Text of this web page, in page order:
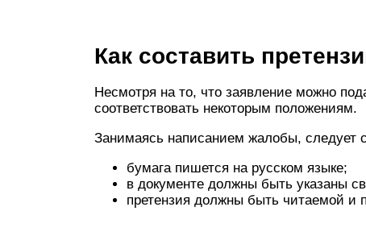
Как составить
Несмотря на то, что заявление можно
соответствовать некоторым положениям.
Занимаясь написанием жалобы, следует
бумага пишется на русском языке;
в документе должны быть указаны
претензия должны быть читаемой и